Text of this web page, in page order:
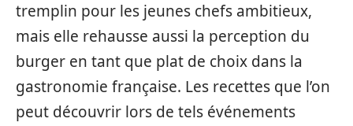
tremplin pour les jeunes chefs ambitieux,
mais elle rehausse aussi la perception du
burger en tant que plat de choix dans la
gastronomie française. Les recettes que l’on
peut découvrir lors de tels événements